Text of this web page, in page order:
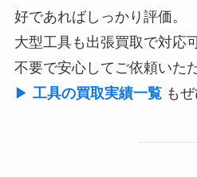
好であればしっかり評価。
大型工具も出張買取で対応
不要で安心してご依頼いた
▶︎ 工具の買取実績一覧もぜ